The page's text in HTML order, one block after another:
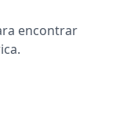
encontrar